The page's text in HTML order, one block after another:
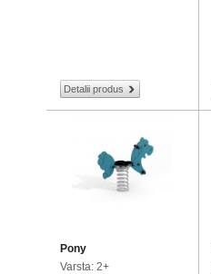
Detalii produs
Pony
Varsta: 2+